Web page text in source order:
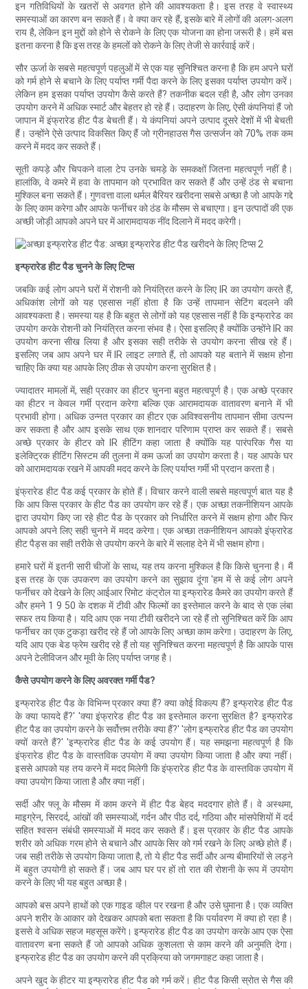
इन गतिविधियों के खतरों से अवगत होने की आवश्यकता है। इस तरह वे स्वास्थ्य
समस्याओं का कारण बन सकते हैं। वे क्या कर रहे हैं, इसके बारे में लोगों की अलग-अलग
राय है, लेकिन इन मुद्दों को होने से रोकने के लिए एक योजना का होना जरूरी है। हमें बस
इतना करना है कि इस तरह के हमलों को रोकने के लिए तेजी से कार्रवाई करें।
सौर ऊर्जा के सबसे महत्वपूर्ण पहलुओं में से एक यह सुनिश्चित करना है कि हम अपने घरों
को गर्म होने से बचाने के लिए पर्याप्त गर्मी पैदा करने के लिए इसका पर्याप्त उपयोग करें।
लेकिन हम इसका पर्याप्त उपयोग कैसे करते हैं? तकनीक बदल रही है, और लोग उनका
उपयोग करने में अधिक स्मार्ट और बेहतर हो रहे हैं। उदाहरण के लिए, ऐसी कंपनियां हैं जो
जापान में इंफ्रारेड हीट पैड बेचती हैं। ये कंपनियां अपने उत्पाद दूसरे देशों में भी बेचती
हैं। उन्होंने ऐसे उत्पाद विकसित किए हैं जो ग्रीनहाउस गैस उत्सर्जन को 70% तक कम
करने में मदद कर सकते हैं।
सूती कपड़े और चिपकने वाला टेप उनके चमड़े के समकक्षों जितना महत्वपूर्ण नहीं है।
हालांकि, वे कमरे में हवा के तापमान को प्रभावित कर सकते हैं और उन्हें ठंड से बचाना
मुश्किल बना सकते हैं। गुणवत्ता वाला थर्मल बैरियर खरीदना सबसे अच्छा है जो आपके गद्दे
के लिए काम करेगा और आपके फर्नीचर को ठंड के मौसम से बचाएगा। इन उत्पादों की एक
अच्छी जोड़ी आपको अपने घर में आरामदायक नींद दिलाने में मदद करेगी।
इन्फ्रारेड हीट पैड चुनने के लिए टिप्स
जबकि कई लोग अपने घरों में रोशनी को नियंत्रित करने के लिए IR का उपयोग करते हैं,
अधिकांश लोगों को यह एहसास नहीं होता है कि उन्हें तापमान सेटिंग बदलने की
आवश्यकता है। समस्या यह है कि बहुत से लोगों को यह एहसास नहीं है कि इन्फ्रारेड का
उपयोग करके रोशनी को नियंत्रित करना संभव है। ऐसा इसलिए है क्योंकि उन्होंने IR का
उपयोग करना सीख लिया है और इसका सही तरीके से उपयोग करना सीख रहे हैं।
इसलिए जब आप अपने घर में IR लाइट लगाते हैं, तो आपको यह बताने में सक्षम होना
चाहिए कि क्या यह आपके लिए ठीक से उपयोग करना सुरक्षित है।
ज्यादातर मामलों में, सही प्रकार का हीटर चुनना बहुत महत्वपूर्ण है। एक अच्छे प्रकार
का हीटर न केवल गर्मी प्रदान करेगा बल्कि एक आरामदायक वातावरण बनाने में भी
प्रभावी होगा। अधिक उन्नत प्रकार का हीटर एक अविश्वसनीय तापमान सीमा उत्पन्न
कर सकता है और आप इसके साथ एक शानदार परिणाम प्राप्त कर सकते हैं। सबसे
अच्छे प्रकार के हीटर को IR हीटिंग कहा जाता है क्योंकि यह पारंपरिक गैस या
इलेक्ट्रिक हीटिंग सिस्टम की तुलना में कम ऊर्जा का उपयोग करता है। यह आपके घर
को आरामदायक रखने में आपकी मदद करने के लिए पर्याप्त गर्मी भी प्रदान करता है।
इंफ्रारेड हीट पैड कई प्रकार के होते हैं। विचार करने वाली सबसे महत्वपूर्ण बात यह है
कि आप किस प्रकार के हीट पैड का उपयोग कर रहे हैं। एक अच्छा तकनीशियन आपके
द्वारा उपयोग किए जा रहे हीट पैड के प्रकार को निर्धारित करने में सक्षम होगा और फिर
आपको अपने लिए सही चुनने में मदद करेगा। एक अच्छा तकनीशियन आपको इंफ्रारेड
हीट पैड्स का सही तरीके से उपयोग करने के बारे में सलाह देने में भी सक्षम होगा।
हमारे घरों में इतनी सारी चीजों के साथ, यह तय करना मुश्किल है कि किसे चुनना है। मैं
इस तरह के एक उपकरण का उपयोग करने का सुझाव दूंगा 'हम में से कई लोग अपने
फर्नीचर को देखने के लिए आईआर रिमोट कंट्रोल या इन्फ्रारेड कैमरे का उपयोग करते हैं
और हमने 1 9 50 के दशक में टीवी और फिल्मों का इस्तेमाल करने के बाद से एक लंबा
सफर तय किया है। यदि आप एक नया टीवी खरीदने जा रहे हैं तो सुनिश्चित करें कि आप
फर्नीचर का एक टुकड़ा खरीद रहे हैं जो आपके लिए अच्छा काम करेगा। उदाहरण के लिए,
यदि आप एक बेड फ्रेम खरीद रहे हैं तो यह सुनिश्चित करना महत्वपूर्ण है कि आपके पास
अपने टेलीविजन और मूवी के लिए पर्याप्त जगह है।
कैसे उपयोग करने के लिए अवरक्त गर्मी पैड?
इन्फ्रारेड हीट पैड के विभिन्न प्रकार क्या हैं? क्या कोई विकल्प हैं? इन्फ्रारेड हीट पैड
के क्या फायदे हैं?' 'क्या इंफ्रारेड हीट पैड का इस्तेमाल करना सुरक्षित है? इन्फ्रारेड
हीट पैड का उपयोग करने के सर्वोत्तम तरीके क्या हैं?' 'लोग इन्फ्रारेड हीट पैड का उपयोग
क्यों करते हैं?' 'इन्फ्रारेड हीट पैड के कई उपयोग हैं। यह समझना महत्वपूर्ण है कि
इंफ्रारेड हीट पैड के वास्तविक उपयोग में क्या उपयोग किया जाता है और क्या नहीं।
इससे आपको यह तय करने में मदद मिलेगी कि इंफ्रारेड हीट पैड के वास्तविक उपयोग में
क्या उपयोग किया जाता है और क्या नहीं।
सर्दी और फ्लू के मौसम में काम करने में हीट पैड बेहद मददगार होते हैं। वे अस्थमा,
माइग्रेन, सिरदर्द, आंखों की समस्याओं, गर्दन और पीठ दर्द, गठिया और मांसपेशियों में दर्द
सहित श्वसन संबंधी समस्याओं में मदद कर सकते हैं। इस प्रकार के हीट पैड आपके
शरीर को अधिक गरम होने से बचाने और आपके सिर को गर्म रखने के लिए अच्छे होते हैं।
जब सही तरीके से उपयोग किया जाता है, तो ये हीट पैड सर्दी और अन्य बीमारियों से लड़ने
में बहुत उपयोगी हो सकते हैं। जब आप घर पर हों तो रात की रोशनी के रूप में उपयोग
करने के लिए भी यह बहुत अच्छा है।
आपको बस अपने हाथों को एक गाइड व्हील पर रखना है और उसे घुमाना है। एक व्यक्ति
अपने शरीर के आकार को देखकर आपको बता सकता है कि पर्यावरण में क्या हो रहा है।
इससे वे अधिक सहज महसूस करेंगे। इन्फ्रारेड हीट पैड का उपयोग करके आप एक ऐसा
वातावरण बना सकते हैं जो आपको अधिक कुशलता से काम करने की अनुमति देगा।
इन्फ्रारेड हीट पैड का उपयोग करने की प्रक्रिया को जगमगाहट कहा जाता है।
अपने खुद के हीटर या इन्फ्रारेड हीट पैड को गर्म करें। हीट पैड किसी स्रोत से गैस की